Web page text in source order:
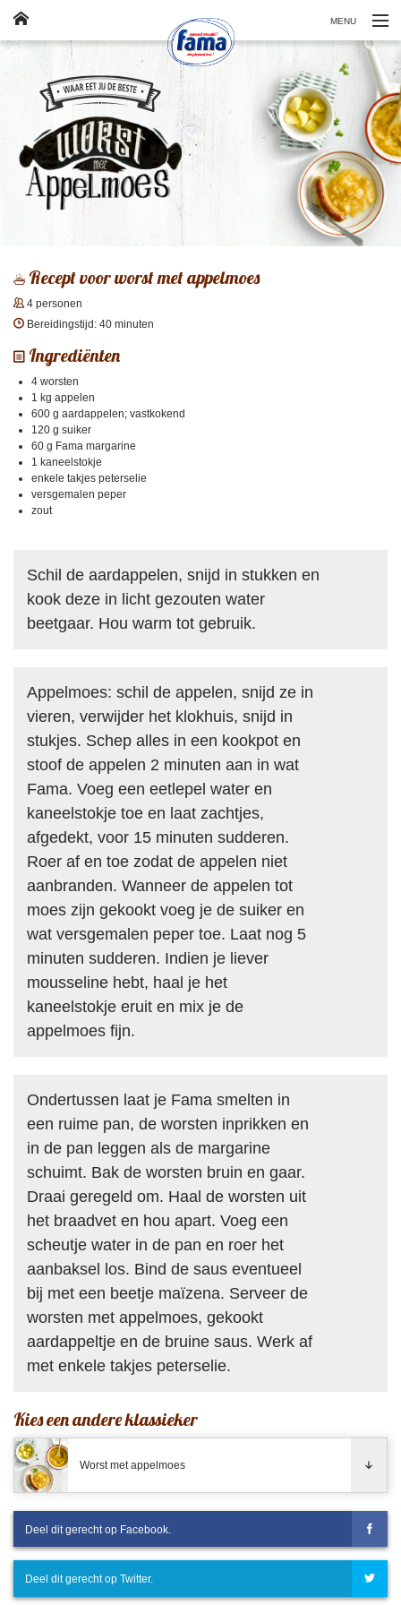
MENU
Klassiekers
Producten
Veelgestelde vragen
Contact
Recept voor worst met appelmoes
4 personen
Bereidingstijd: 40 minuten
Ingrediënten
4 worsten
1 kg appelen
600 g aardappelen; vastkokend
120 g suiker
60 g Fama margarine
1 kaneelstokje
enkele takjes peterselie
versgemalen peper
zout
Schil de aardappelen, snijd in stukken en
kook deze in licht gezouten water
beetgaar. Hou warm tot gebruik.
Appelmoes: schil de appelen, snijd ze in
vieren, verwijder het klokhuis, snijd in
stukjes. Schep alles in een kookpot en
stoof de appelen 2 minuten aan in wat
Fama. Voeg een eetlepel water en
kaneelstokje toe en laat zachtjes,
afgedekt, voor 15 minuten sudderen.
Roer af en toe zodat de appelen niet
aanbranden. Wanneer de appelen tot
moes zijn gekookt voeg je de suiker en
wat versgemalen peper toe. Laat nog 5
minuten sudderen. Indien je liever
mousseline hebt, haal je het
kaneelstokje eruit en mix je de
appelmoes fijn.
Ondertussen laat je Fama smelten in
een ruime pan, de worsten inprikken en
in de pan leggen als de margarine
schuimt. Bak de worsten bruin en gaar.
Draai geregeld om. Haal de worsten uit
het braadvet en hou apart. Voeg een
scheutje water in de pan en roer het
aanbaksel los. Bind de saus eventueel
bij met een beetje maïzena. Serveer de
worsten met appelmoes, gekookt
aardappeltje en de bruine saus. Werk af
met enkele takjes peterselie.
Kies een andere klassieker
Worst met appelmoes
Deel dit gerecht op Facebook.
Deel dit gerecht op Twitter.